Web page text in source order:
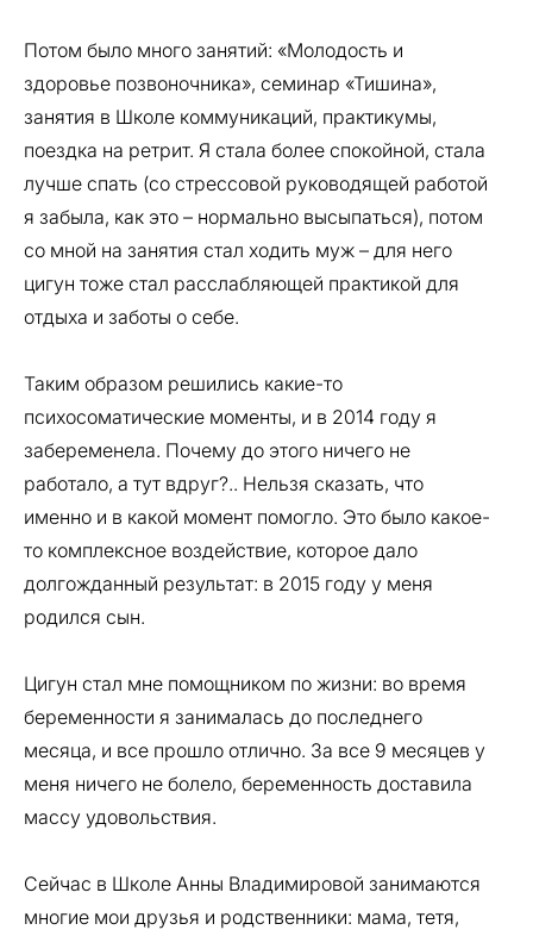
Потом было много занятий: «Молодость и
здоровье позвоночника», семинар «Тишина»,
занятия в Школе коммуникаций, практикумы,
поездка на ретрит. Я стала более спокойной, стала
лучше спать (со стрессовой руководящей работой
я забыла, как это – нормально высыпаться), потом
со мной на занятия стал ходить муж – для него
цигун тоже стал расслабляющей практикой для
отдыха и заботы о себе.
Таким образом решились какие-то
психосоматические моменты, и в 2014 году я
забеременела. Почему до этого ничего не
работало, а тут вдруг?.. Нельзя сказать, что
именно и в какой момент помогло. Это было какое-
то комплексное воздействие, которое дало
долгожданный результат: в 2015 году у меня
родился сын.
Цигун стал мне помощником по жизни: во время
беременности я занималась до последнего
месяца, и все прошло отлично. За все 9 месяцев у
меня ничего не болело, беременность доставила
массу удовольствия.
Сейчас в Школе Анны Владимировой занимаются
многие мои друзья и родственники: мама, тетя,